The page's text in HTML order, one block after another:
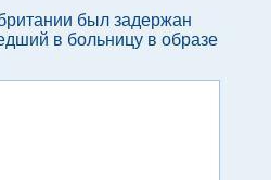
был задержан
в больницу в образе